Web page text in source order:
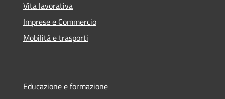
Vita lavorativa
Imprese e Commercio
Mobilità e trasporti
Educazione e formazione